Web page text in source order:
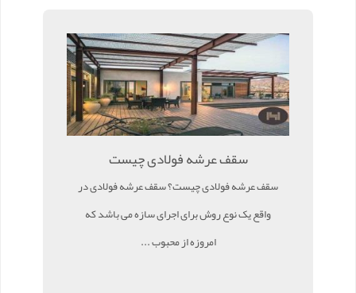
سقف عرشه فولادی چیست
سقف عرشه فولادی چیست؟ سقف عرشه فولادی در
واقع یک نوع روش برای اجرای سازه می باشد که
امروزه از محبوب ...